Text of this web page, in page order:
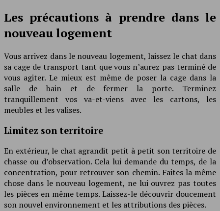
Les précautions à prendre dans le
nouveau logement
Vous arrivez dans le nouveau logement, laissez le chat dans
sa cage de transport tant que vous n’aurez pas terminé de
vous agiter. Le mieux est même de poser la cage dans la
salle de bain et de fermer la porte. Terminez
tranquillement vos va-et-viens avec les cartons, les
meubles et les valises.
Limitez son territoire
En extérieur, le chat agrandit petit à petit son territoire de
chasse ou d’observation. Cela lui demande du temps, de la
concentration, pour retrouver son chemin. Faites la même
chose dans le nouveau logement, ne lui ouvrez pas toutes
les pièces en même temps. Laissez-le découvrir doucement
son nouvel environnement et les attributions des pièces.